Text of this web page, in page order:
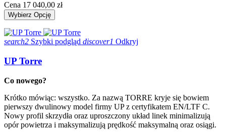
Cena 17 040,00 zł
Wybierz Opcję
search2 Szybki podgląd discover1 Odkryj
UP Torre
Co nowego?
Krótko mówiąc: wszystko. Za nazwą TORRE kryje się bowiem
pierwszy dwulinowy model firmy UP z certyfikatem EN/LTF C.
Nowy profil skrzydła oraz uproszczony układ linek minimalizują
opór powietrza i maksymalizują prędkość maksymalną oraz osiągi.